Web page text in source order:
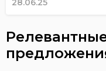
28.06.25